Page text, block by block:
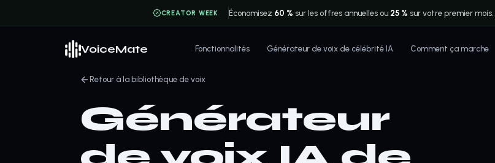
CREATOR WEEK Économisez 60 % sur les offres annuelles ou 25 % sur votre premier mois.
VoiceMate Fonctionnalités Générateur de voix de célébrité IA Comment ça marche
Retour à la bibliothèque de voix
Générateur